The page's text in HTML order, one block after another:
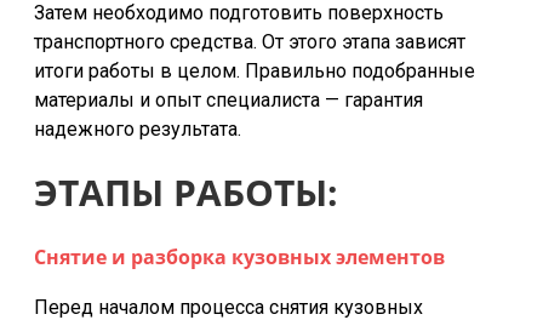
Затем необходимо подготовить поверхность
транспортного средства. От этого этапа зависят
итоги работы в целом. Правильно подобранные
материалы и опыт специалиста — гарантия
надежного результата.
ЭТАПЫ РАБОТЫ:
Снятие и разборка кузовных элементов
Перед началом процесса снятия кузовных